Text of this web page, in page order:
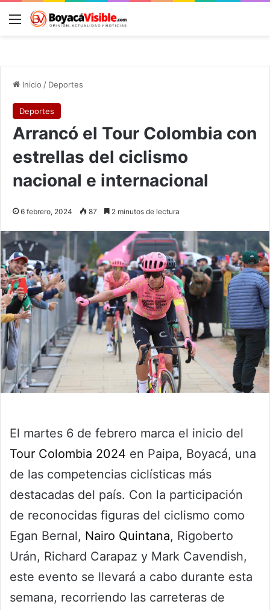
Menú
Inicio / Deportes
Deportes
Arrancó el Tour Colombia con
estrellas del ciclismo
nacional e internacional
6 febrero, 2024 87 2 minutos de lectura
El martes 6 de febrero marca el inicio del
Tour Colombia 2024 en Paipa, Boyacá, una
de las competencias ciclísticas más
destacadas del país. Con la participación
de reconocidas figuras del ciclismo como
Egan Bernal, Nairo Quintana, Rigoberto
Urán, Richard Carapaz y Mark Cavendish,
este evento se llevará a cabo durante esta
semana, recorriendo las carreteras de